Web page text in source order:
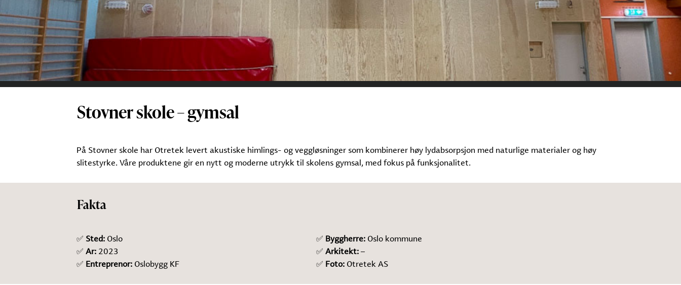
Stovner skole – gymsal
På Stovner skole har Otretek levert akustiske himlings- og veggløsninger som kombinerer høy lydabsorpsjon med naturlige materialer og høy
slitestyrke. Våre produktene gir en nytt og moderne utrykk til skolens gymsal, med fokus på funksjonalitet.
Fakta
✅ Sted: Oslo
✅Ar: 2023
✅ Entreprenor: Oslobygg KF
✅ Byggherre: Oslo kommune
✅Arkitekt:–
✅ Foto: Otretek AS